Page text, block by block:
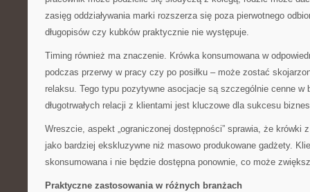
zasięg oddziaływania marki rozszerza się poza pierwotnego
długopisów czy kubków praktycznie nie występuje.
Timing również ma znaczenie. Krówka konsumowana w
podczas przerwy w pracy czy po posiłku – może zostać
relaksu. Tego typu pozytywne asocjacje są szczególnie cenne w
długotrwałych relacji z klientami jest kluczowe dla sukcesu
Wreszcie, aspekt „ograniczonej dostępności” sprawia, że krówki
jako bardziej ekskluzywne niż masowo produkowane gadżety.
skonsumowana i nie będzie dostępna ponownie, co może
Praktyczne zastosowania w różnych branżach